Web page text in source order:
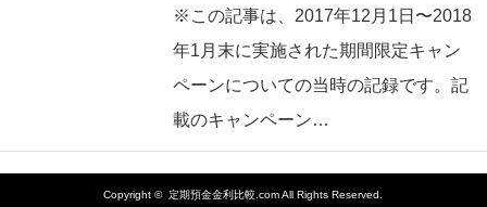
※この記事は、2017年12月1日〜2018
年1月末に実施された期間限定キャン
ペーンについての当時の記録です。記
載のキャンペーン…
Copyright ©定期預金金利比較.comAll Rights Reserved.